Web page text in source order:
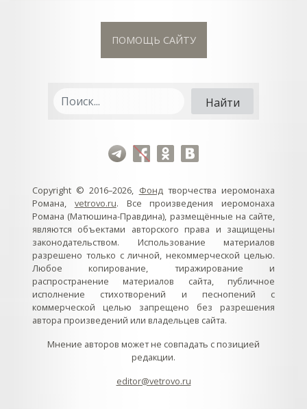
ПОМОЩЬ САЙТУ
Copyright © 2016–2026, Фондтворчества иеромонаха
Романа, vetrovo.ru. Все произведения иеромонаха
Романа (Матюшина-Правдина), размещённые на сайте,
являются объектами авторского права и защищены
законодательством. Использование материалов
разрешено только с личной, некоммерческой целью.
Любое копирование, тиражирование и
распространение материалов сайта, публичное
исполнение стихотворений и песнопений с
коммерческой целью запрещено без разрешения
автора произведений или владельцев сайта.
Мнение авторов может не совпадать с позицией
редакции.
editor@vetrovo.ru